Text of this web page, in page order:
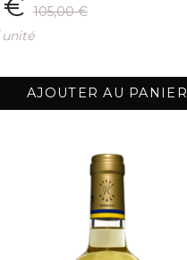
105,00 €
unité
AJOUTER AU PANIER